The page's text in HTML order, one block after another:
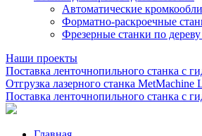
Автоматические
Форматно-раскроечные
Фрезерные станки по
Наши проекты
Поставка ленточнопильного станка c
Отгрузка лазерного станка
Поставка ленточнопильного станка c